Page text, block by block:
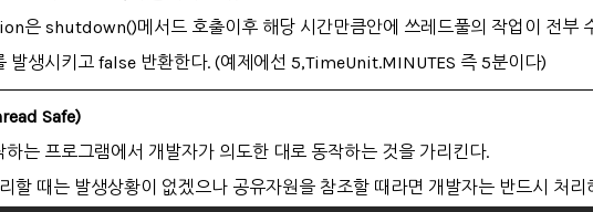
은 shutdown()메서드 호출이후 해당 시간만큼안에 쓰레드풀의 작업이 전부
발생시키고 false 반환한다. (예제에선 5,TimeUnit.MINUTES 즉 5분이다)
Safe)
하는 프로그램에서 개발자가 의도한 대로 동작하는 것을 가리킨다.
할 때는 발생상황이 없겠으나 공유자원을 참조할 때라면 개발자는 반드시 처리